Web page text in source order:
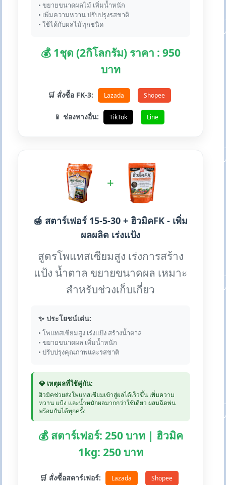
• ขยายขนาดผลไม้ เพิ่มน้ำหนัก
• เพิ่มความหวาน ปรับปรุงรสชาติ
• ใช้ได้กับผลไม้ทุกชนิด
💰 1ชุด (2กิโลกรัม) ราคา : 950
บาท
🛒 สั่งซื้อ FK-3: Lazada Shopee
📱 ช่องทางอื่น: TikTok Line
+
🍯 สตาร์เฟอร์ 15-5-30 + ฮิวมิคFK - เพิ่ม
ผลผลิต เร่งแป้ง
สูตรโพแทสเซียมสูง เร่งการสร้าง
แป้ง น้ำตาล ขยายขนาดผล เหมาะ
สำหรับช่วงเก็บเกี่ยว
✨ ประโยชน์เด่น:
• โพแทสเซียมสูง เร่งแป้ง สร้างน้ำตาล
• ขยายขนาดผล เพิ่มน้ำหนัก
• ปรับปรุงคุณภาพและรสชาติ
💎 เหตุผลที่ใช้คู่กัน:
ฮิวมิคช่วยส่งโพแทสเซียมเข้าสู่ผลได้เร็วขึ้น เพิ่มความ
หวาน แป้ง และน้ำหนักผลมากกว่าใช้เดี่ยว ผสมฉีดพ่น
พร้อมกันได้ทุกครั้ง
💰 สตาร์เฟอร์: 250 บาท | ฮิวมิค
1kg: 250 บาท
🛒 สั่งซื้อสตาร์เฟอร์: Lazada Shopee